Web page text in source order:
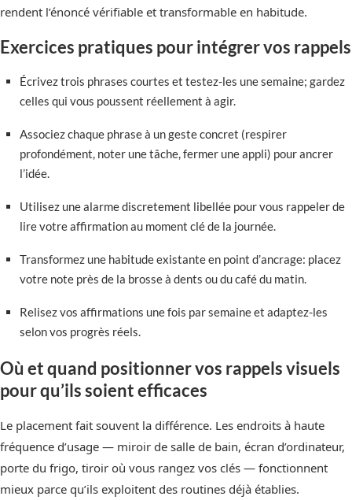
rendent l’énoncé vérifiable et transformable en habitude.
Exercices pratiques pour intégrer vos rappels
Écrivez trois phrases courtes et testez-les une semaine; gardez
celles qui vous poussent réellement à agir.
Associez chaque phrase à un geste concret (respirer
profondément, noter une tâche, fermer une appli) pour ancrer
l’idée.
Utilisez une alarme discretement libellée pour vous rappeler de
lire votre affirmation au moment clé de la journée.
Transformez une habitude existante en point d’ancrage: placez
votre note près de la brosse à dents ou du café du matin.
Relisez vos affirmations une fois par semaine et adaptez-les
selon vos progrès réels.
Où et quand positionner vos rappels visuels
pour qu’ils soient efficaces
Le placement fait souvent la différence. Les endroits à haute
fréquence d’usage — miroir de salle de bain, écran d’ordinateur,
porte du frigo, tiroir où vous rangez vos clés — fonctionnent
mieux parce qu’ils exploitent des routines déjà établies.